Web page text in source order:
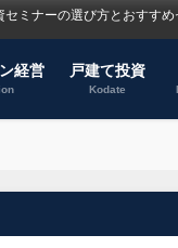
セミナーの選び方とおすすめ
経営 戸建て投資
Kodate